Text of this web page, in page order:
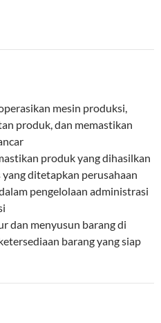
mesin produksi,
produk, dan memastikan
produk yang dihasilkan
ditetapkan perusahaan
pengelolaan administrasi
dan menyusun barang di
barang yang siap